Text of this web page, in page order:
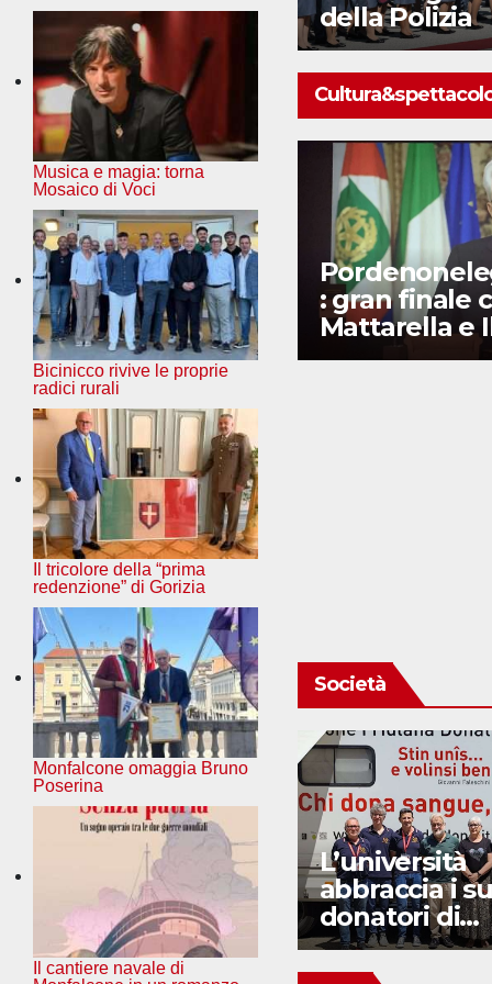
Musica e magia: torna
Mosaico di Voci
Bicinicco rivive le proprie
radici rurali
Il tricolore della “prima
redenzione” di Gorizia
Monfalcone omaggia Bruno
Poserina
Il cantiere navale di
redenzione” di
Gorizia
della Polizia
Premio “Curzio
Inghirami” a
Paolo Valerio
: gran finale
Mattarella e
Volo
Società
Sindrome di
Prader-Willi: da
Trieste nuove
speranze
L’università
abbraccia i
donatori di
sangue